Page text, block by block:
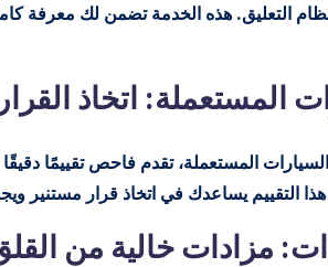
ونظام التعليق. هذه الخدمة تضمن لك معرفة
المستعملة: اتخاذ
المستعملة، تقدم فاحص تقييمًا دقيقًا
التقييم يساعدك في اتخاذ قرار مستنير
مزادات خالية من